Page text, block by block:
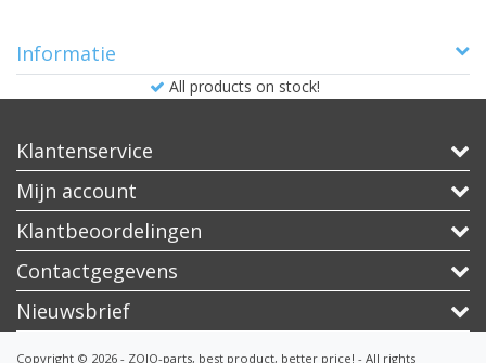
Informatie
All products on stock!
Klantenservice
Mijn account
Klantbeoordelingen
Contactgegevens
Nieuwsbrief
Copyright © 2026 - ZOJO-parts, best product, better price! - All rights